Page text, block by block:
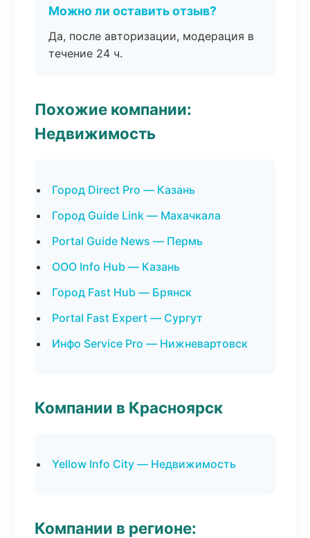
Можно ли оставить отзыв?
Да, после авторизации, модерация в
течение 24 ч.
Похожие компании:
Недвижимость
Город Direct Pro — Казань
Город Guide Link — Махачкала
Portal Guide News — Пермь
ООО Info Hub — Казань
Город Fast Hub — Брянск
Portal Fast Expert — Сургут
Инфо Service Pro — Нижневартовск
Компании в Красноярск
Yellow Info City — Недвижимость
Компании в регионе: